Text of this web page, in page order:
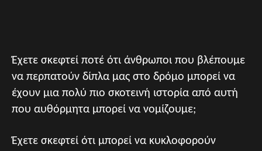
Έχετε σκεφτεί ποτέ ότι άνθρωποι που βλέπουμε
να περπατούν δίπλα μας στο δρόμο μπορεί να
έχουν μια πολύ πιο σκοτεινή ιστορία από αυτή
που αυθόρμητα μπορεί να νομίζουμε;
Έχετε σκεφτεί ότι μπορεί να κυκλοφορούν